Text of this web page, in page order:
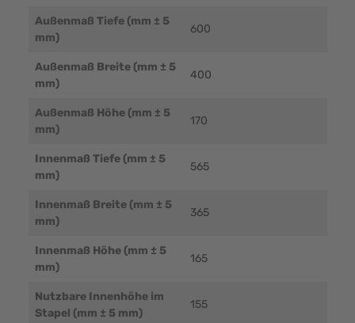
Außenmaß Tiefe (mm ± 5
mm)
600
Außenmaß Breite (mm ± 5
mm)
400
Außenmaß Höhe (mm ± 5
mm)
170
Innenmaß Tiefe (mm ± 5
mm)
565
Innenmaß Breite (mm ± 5
mm)
365
Innenmaß Höhe (mm ± 5
mm)
165
Nutzbare Innenhöhe im
Stapel (mm ± 5 mm)
155